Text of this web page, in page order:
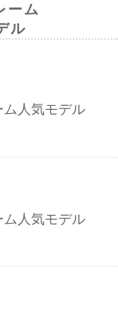
ーム
ル
ム人気モデル
ム人気モデル